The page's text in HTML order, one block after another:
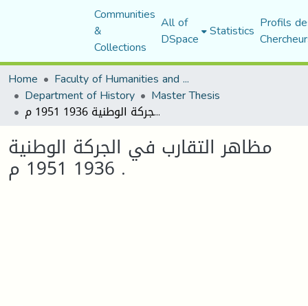
Communities
&
Collections
All of
DSpace Statistics Profils
Home
Faculty of Humanities and Social Sciences
Department of History Master Thesis
مظاهر التقارب في الجركة الوطنية 1936 1951 م .
مظاهر التقارب في الجركة الوطنية
1936 1951 م .